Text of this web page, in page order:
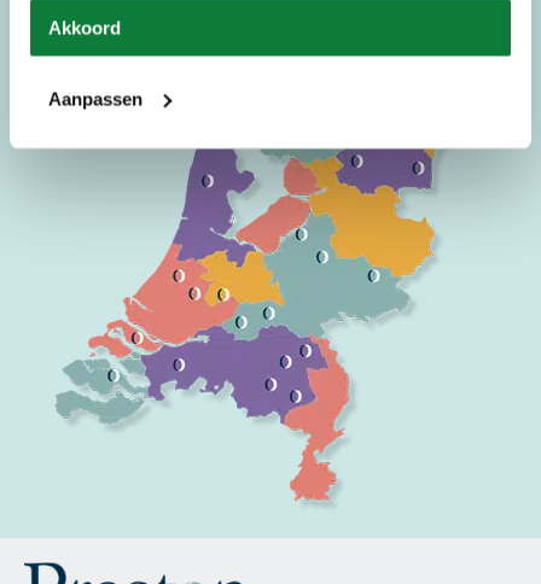
Akkoord
Aanpassen